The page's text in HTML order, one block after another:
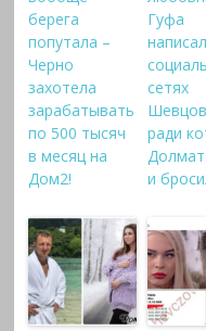
берега
попутала –
Черно
захотела
зарабатывать
по 500 тысяч
в месяц на
Дом2!
Гуфа
сетях
ради
и